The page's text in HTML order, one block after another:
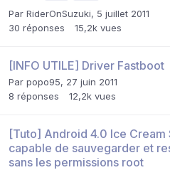
Par RiderOnSuzuki, 5 juillet 2011
30 réponses 15,2k vues
[INFO UTILE] Driver Fastboot
Par popo95, 27 juin 2011
8 réponses 12,2k vues
[Tuto] Android 4.0 Ice Cream
capable de sauvegarder et
sans les permissions root